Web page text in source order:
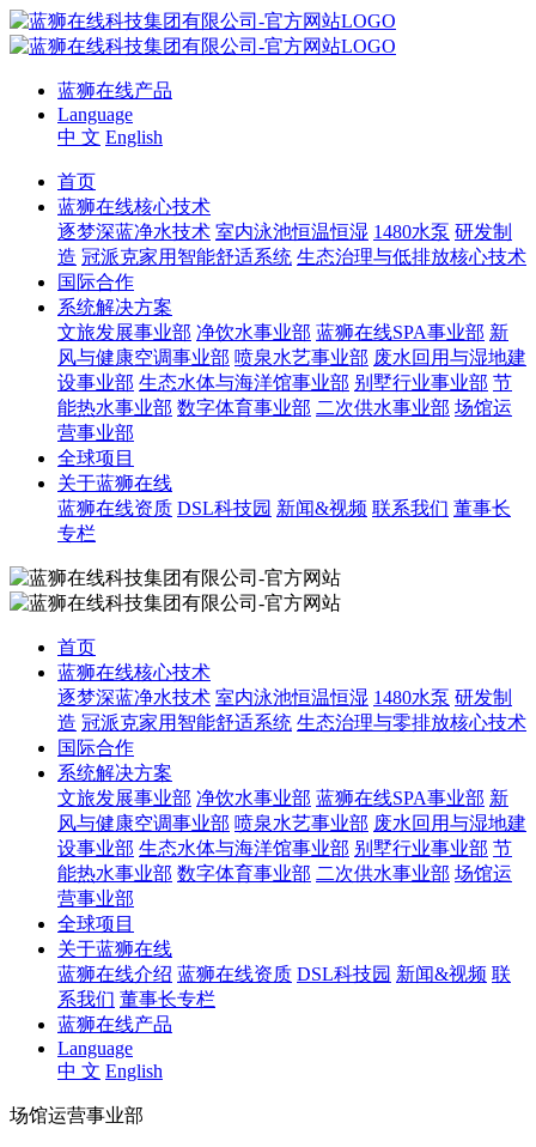
蓝狮在线产品
Language
中 文 English
首页
蓝狮在线核心技术
逐梦深蓝净水技术 室内泳池恒温恒湿 1480水泵 研发制
造 冠派克家用智能舒适系统 生态治理与低排放核心技术
国际合作
系统解决方案
文旅发展事业部 净饮水事业部 蓝狮在线SPA事业部 新
风与健康空调事业部 喷泉水艺事业部 废水回用与湿地建
设事业部 生态水体与海洋馆事业部 别墅行业事业部 节
能热水事业部 数字体育事业部 二次供水事业部 场馆运
营事业部
全球项目
关于蓝狮在线
蓝狮在线资质 DSL科技园 新闻&视频 联系我们 董事长
专栏
首页
蓝狮在线核心技术
逐梦深蓝净水技术 室内泳池恒温恒湿 1480水泵 研发制
造 冠派克家用智能舒适系统 生态治理与零排放核心技术
国际合作
系统解决方案
文旅发展事业部 净饮水事业部 蓝狮在线SPA事业部 新
风与健康空调事业部 喷泉水艺事业部 废水回用与湿地建
设事业部 生态水体与海洋馆事业部 别墅行业事业部 节
能热水事业部 数字体育事业部 二次供水事业部 场馆运
营事业部
全球项目
关于蓝狮在线
蓝狮在线介绍 蓝狮在线资质 DSL科技园 新闻&视频 联
系我们 董事长专栏
蓝狮在线产品
Language
中 文 English
场馆运营事业部